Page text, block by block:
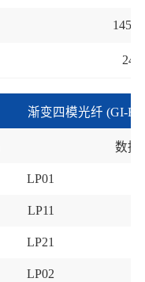
渐变四模光纤 (GI-
数据
LP01
LP11
LP21
LP02